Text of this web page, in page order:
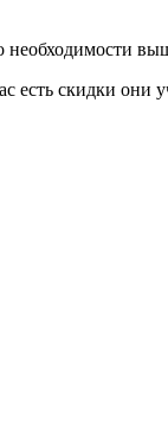
необходимости
есть скидки они